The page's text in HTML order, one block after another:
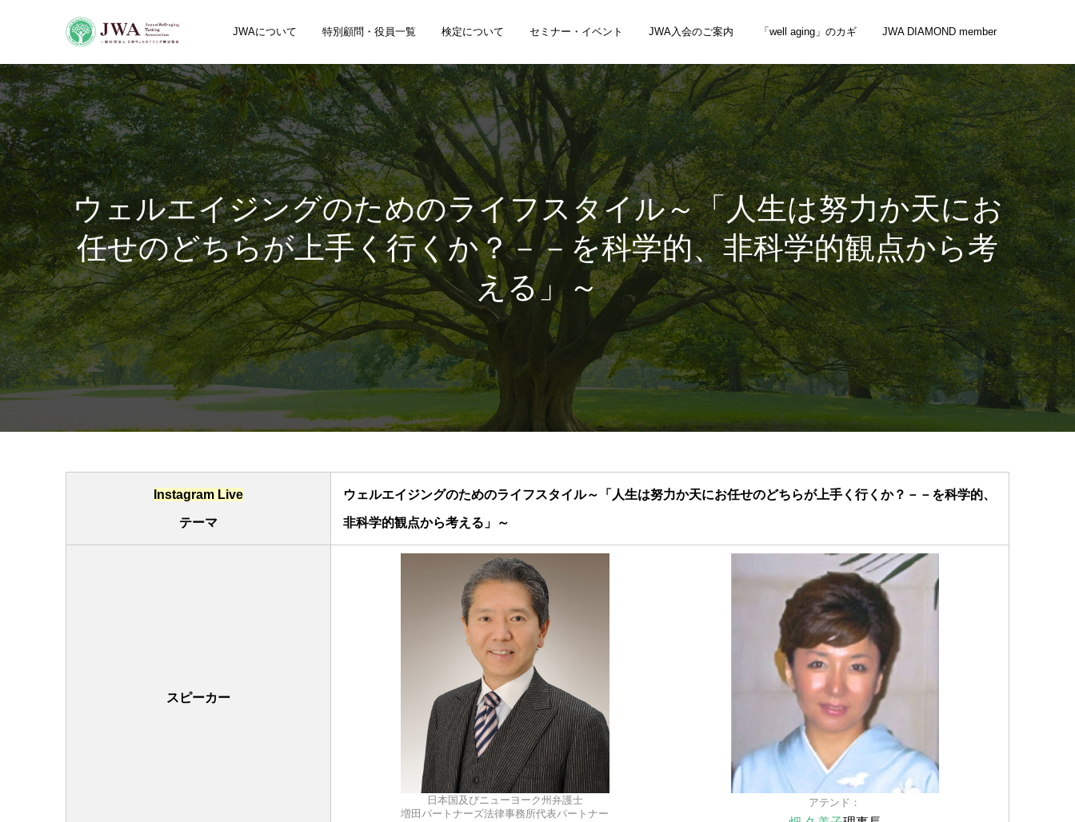
JWAについて 特別顧問・役員一覧 検定について セミナー・イベント JWA入会のご案内 「well aging」のカギ JWA DIAMOND member
ウェルエイジングのためのライフスタイル～「人生は努力か天にお
任せのどちらが上手く行くか？－－を科学的、非科学的観点から考
える」～
Instagram Live
テーマ
ウェルエイジングのためのライフスタイル～「人生は努力か天にお任せのどちらが上手く行くか？－－を科学的、
非科学的観点から考える」～
スピーカー
日本国及びニューヨーク州弁護士
増田パートナーズ法律事務所代表パートナー
アテンド：